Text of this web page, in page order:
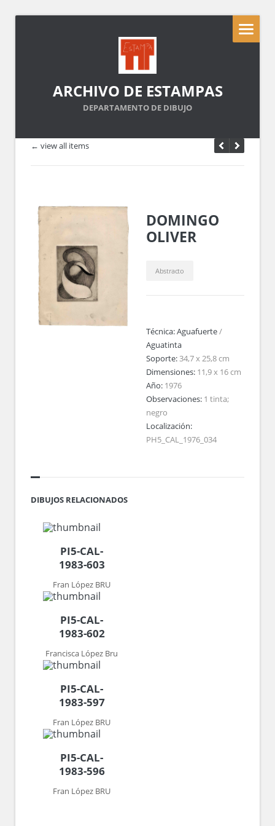
ARCHIVO DE ESTAMPAS
DEPARTAMENTO DE DIBUJO
← view all items
DOMINGO
OLIVER
Abstracto
Técnica:Aguafuerte/
Aguatinta
Soporte:34,7 x 25,8 cm
Dimensiones: 11,9 x 16 cm
Año: 1976
Observaciones: 1 tinta;
negro
Localización:
PH5_CAL_1976_034
DIBUJOS RELACIONADOS
PI5-CAL-
1983-603
Fran López BRU
PI5-CAL-
1983-602
Francisca López Bru
PI5-CAL-
1983-597
Fran López BRU
PI5-CAL-
1983-596
Fran López BRU